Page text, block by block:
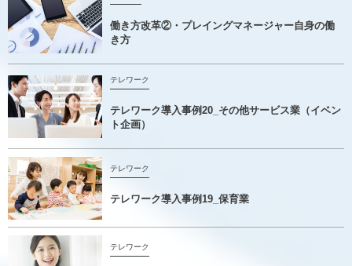
働き方改革②・プレイングマネージャー自身の働
き方
テレワーク
テレワーク導入事例20_その他サービス業（イベン
ト企画）
テレワーク
テレワーク導入事例19_保育業
テレワーク